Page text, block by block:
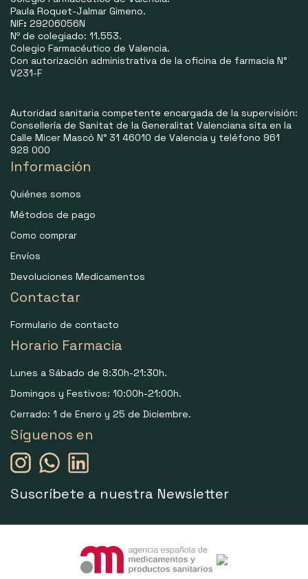
Paula Roquet-Jalmar Gimeno.
NIF: 29206056N
Nº de colegiado: 11.553.
Colegio Farmacéutico de Valencia.
Con autorización administrativa de la oficina de farmacia N°
V231-F
Autoridad sanitaria competente encargada de la supervisión:
Consellería de Sanitat de la Generalitat Valenciana sita en la
Calle Micer Mascó N° 31 46010 de Valencia y teléfono 961
928 000
Información
Quiénes somos
Métodos de pago
Como comprar
Envíos
Devoluciones Medicamentos
Contactar
Formulario de contacto
Horario Farmacia
Lunes a Sábado de 8:30h-21:30h.
Domingos y Festivos: 10:00h-21:00h.
Cerrado: 1 de Enero y 25 de Diciembre.
Síguenos en
Suscríbete a nuestra Newsletter